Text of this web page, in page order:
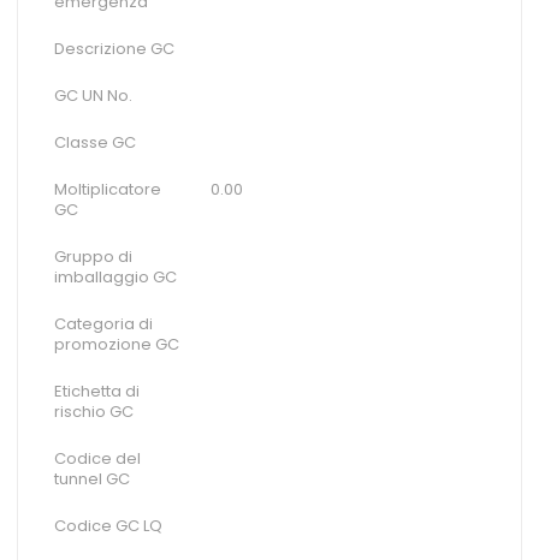
Descrizione GC
GC UN No.
Classe GC
Moltiplicatore
GC
0.00
Gruppo di
imballaggio GC
Categoria di
promozione GC
Etichetta di
rischio GC
Codice del
tunnel GC
Codice GC LQ